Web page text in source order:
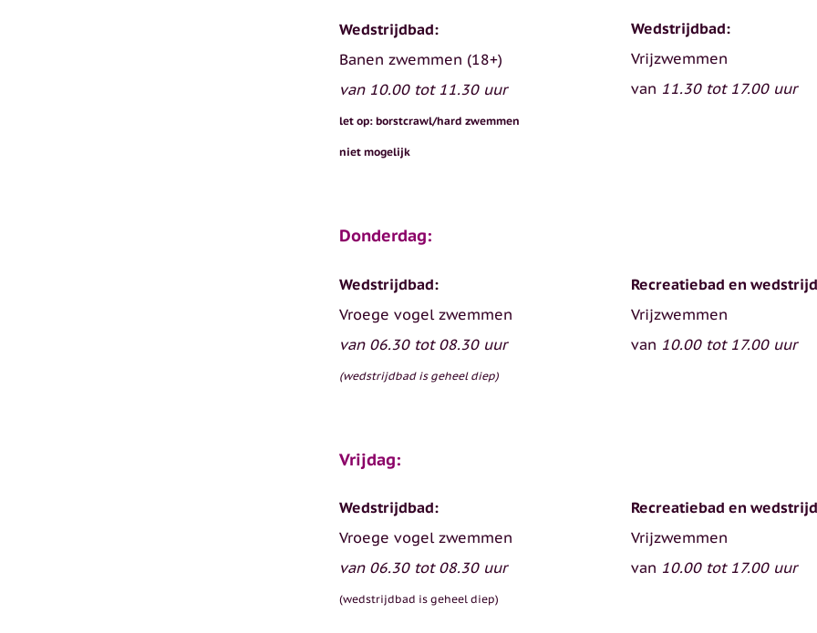
Wedstrijdbad:
Banen zwemmen (18+)
van 10.00 tot 11.30 uur
let op: borstcrawl/hard zwemmen
niet mogelijk
Wedstrijdbad:
Vrijzwemmen
van 11.30 tot 17.00 uur
Donderdag:
Wedstrijdbad:
Vroege vogel zwemmen
van 06.30 tot 08.30 uur
(wedstrijdbad is geheel diep)
Recreatiebad en
Vrijzwemmen
van 10.00 tot 17.00 uur
Vrijdag:
Wedstrijdbad:
Vroege vogel zwemmen
van 06.30 tot 08.30 uur
(wedstrijdbad is geheel diep)
Recreatiebad en
Vrijzwemmen
van 10.00 tot 17.00 uur